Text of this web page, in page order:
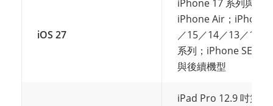
iOS 27
iPhone 17 系列與
iPhone Air；iPhone
／15／14／13／12／
系列；iPhone SE 第
與後續機型
iPad Pro 12.9 吋第 4